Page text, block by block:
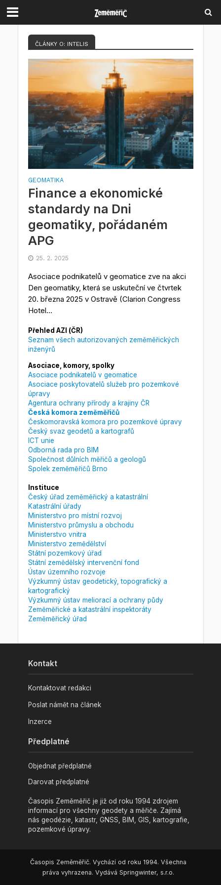
ČLÁNKY O: INTELIS
GEOMATIKA
Finance a ekonomické
standardy na Dni
geomatiky, pořádaném
APG
25. 2. 2025
Asociace podnikatelů v geomatice zve na akci
Den geomatiky, která se uskuteční ve čtvrtek
20. března 2025 v Ostravě (Clarion Congress
Hotel...
Přehled AZI (ČR)
Seznam všech autorizovaných zeměměřických
inženýrů
Asociace, komory, spolky
Asociace podnikatelů v geomatice
Asociace poskytovatelů služeb pro pozemkové
úpravy
Agentura ochrany přírody a krajiny ČR
Česká komora zeměměřičů
Českomoravská komora pro pozemkové úpravy
Český svaz geodetů a kartografů
ICT unie
Odborná rada pro BIM
Společnost důlních měřičů a geologů
Spolek zeměměřičů Brno
Instituce
Český úřad zeměměřický a katastrální
Katastrální úřady
Ministerstvo pro místní rozvoj
Ministerstvo průmyslu a obchodu
Ministerstvo vnitra
Ministerstvo zemědělství
Státní pozemkový úřad
Státní zemědělský intervenční fond
Ústav územního rozvoje
Výzkumný ústav geodetický, topografický a
kartografický
Výzkumný ústav meliorací a ochrany půdy
Zeměměřické a katastrální inspektoráty
Zeměměřický úřad
Kontakt
Kontaktovat redakci
Poslat námět na článek
Inzerce
Předplatné
Objednat předplatné
Darovat předplatné
Časopis Zeměměřič je již od roku 1994 zdrojem
informací pro všechny geodety a měřiče. Zajímá
nás geodézie, katastr, GNSS, BIM, GIS, kartografie,
pozemkové úpravy.
Časopis Zeměměřič. Vychází od roku 1994. Všechna
práva vyhrazena. Vydává Springwinter, s.r.o.